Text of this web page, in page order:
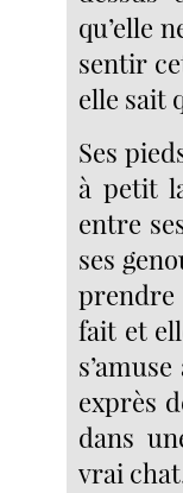
qu’elle
sentir
elle sait
Ses
à petit
entre
ses
prendre
fait et
exprès
dans
vrai